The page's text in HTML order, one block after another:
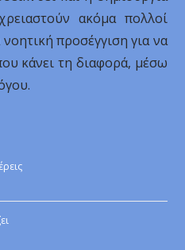
ακόμα πολλοί
προσέγγιση για να
κάνει τη διαφορά, μέσω